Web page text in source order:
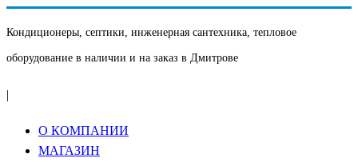
Кондиционеры, септики, инженерная сантехника, тепловое
оборудование в наличии и на заказ в Дмитрове
|
О КОМПАНИИ
МАГАЗИН